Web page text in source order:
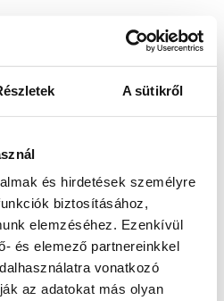
A sütikről
és hirdetések személyre
biztosításához,
elemzéséhez. Ezenkívül
és elemező partnereinkkel
vonatkozó
az adatokat más olyan